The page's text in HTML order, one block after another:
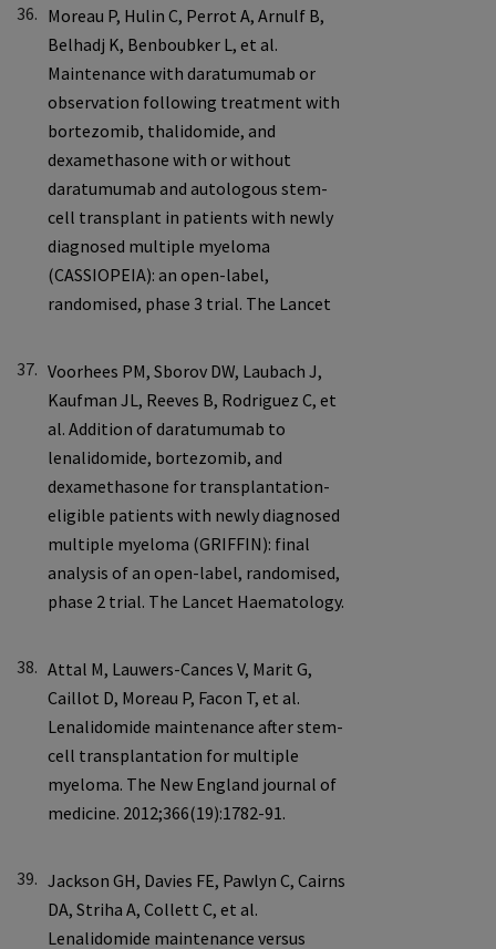
36.
37.
38.
39.